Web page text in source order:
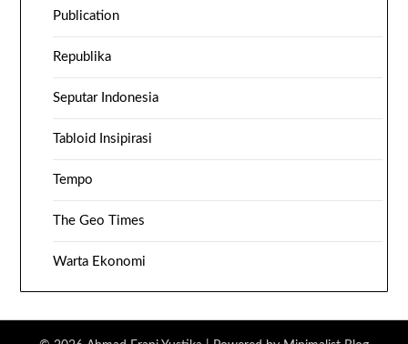
Publication
Republika
Seputar Indonesia
Tabloid Insipirasi
Tempo
The Geo Times
Warta Ekonomi